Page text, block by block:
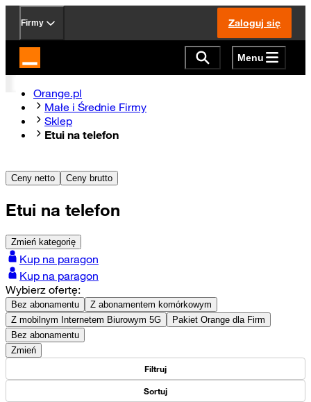
Firmy Zaloguj się
Strona główna Orange.pl Menu
Orange.pl
Małe i Średnie Firmy
Sklep
Etui na telefon
Ceny netto Ceny brutto
Etui na telefon
Zmień kategorię
Kup na paragon
Kup na paragon
Wybierz ofertę:
Bez abonamentu
Z abonamentem komórkowym
Z mobilnym Internetem Biurowym 5G
Pakiet Orange dla Firm
Bez abonamentu
Zmień
Filtruj
Sortuj